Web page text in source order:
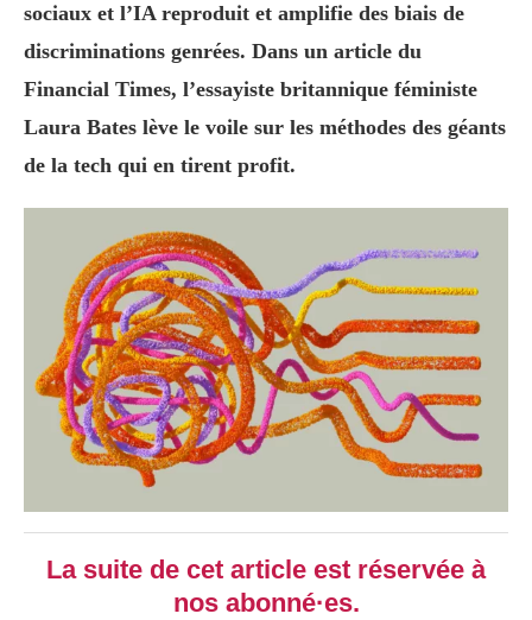
sociaux et l’IA reproduit et amplifie des biais de
discriminations genrées. Dans un article du
Financial Times, l’essayiste britannique féministe
Laura Bates lève le voile sur les méthodes des géants
de la tech qui en tirent profit.
La suite de cet article est réservée à
nos abonné·es.